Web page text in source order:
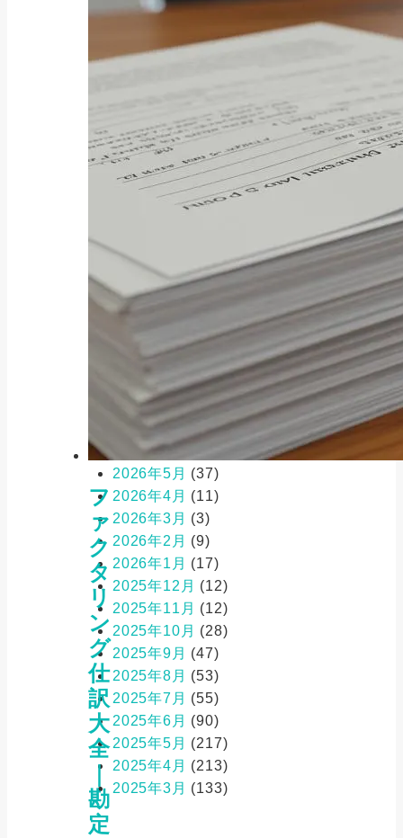
フ
ァ
ク
タ
リ
ン
グ
仕
訳
大
全
｜
勘
定
注意点・リスク
要点・ポイント
金融機関
事例・ケーススタディ
基礎知識
比較
注意点・リスク
要点・ポイント
クレジット・キャッシング
ファクタリング会社
ローン会社
アーカイブ ARCHIVE
2026年8月(3)
2026年7月
(9)
2026年6月
2026年5月 (37)
2026年4月 (11)
2026年3月 (3)
2026年2月 (9)
2026年1月 (17)
2025年12月 (12)
2025年11月 (12)
2025年10月 (28)
2025年9月 (47)
2025年8月 (53)
2025年7月 (55)
2025年6月 (90)
2025年5月 (217)
2025年4月 (213)
2025年3月 (133)